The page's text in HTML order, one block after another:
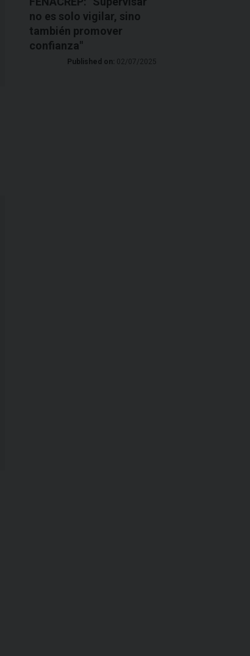
no es solo vigilar, sino
también promover
confianza"
Published on: 02/07/2025